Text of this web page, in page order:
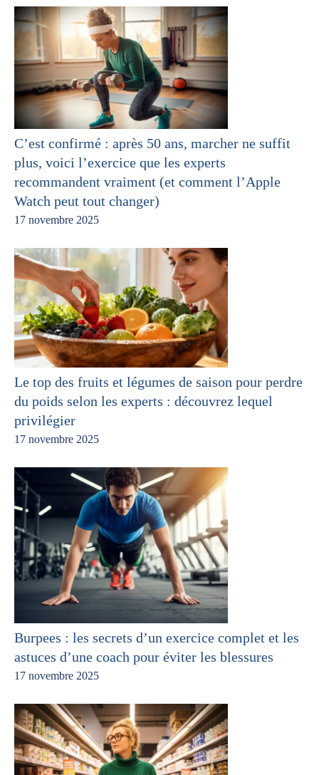
C’est confirmé : après 50 ans, marcher ne suffit
plus, voici l’exercice que les experts
recommandent vraiment (et comment l’Apple
Watch peut tout changer)
17 novembre 2025
Le top des fruits et légumes de saison pour perdre
du poids selon les experts : découvrez lequel
privilégier
17 novembre 2025
Burpees : les secrets d’un exercice complet et les
astuces d’une coach pour éviter les blessures
17 novembre 2025